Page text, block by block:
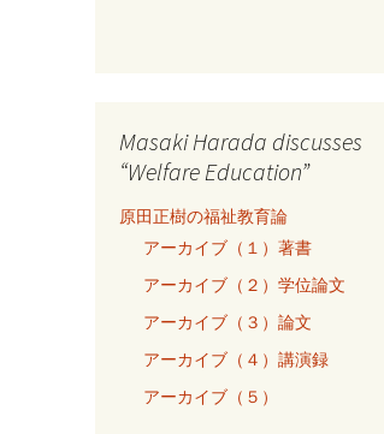
Masaki Harada discusses
“Welfare Education”
原田正樹の福祉教育論
アーカイブ（１）著書
アーカイブ（２）学位論文
アーカイブ（３）論文
アーカイブ（４）講演録
アーカイブ（５）